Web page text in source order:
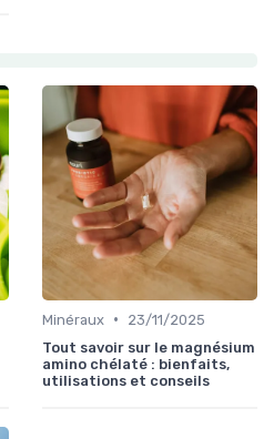
Minéraux •
23/11/2025
Tout savoir sur le magnésium
amino chélaté : bienfaits,
utilisations et conseils